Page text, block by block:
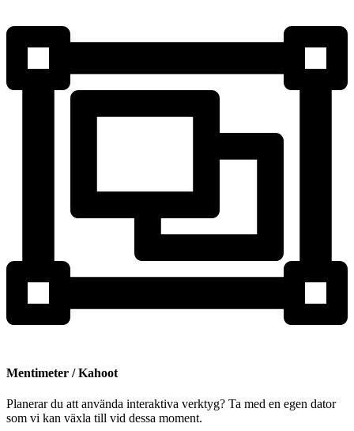
Mentimeter / Kahoot
Planerar du att använda interaktiva verktyg? Ta med en egen dator
som vi kan växla till vid dessa moment.